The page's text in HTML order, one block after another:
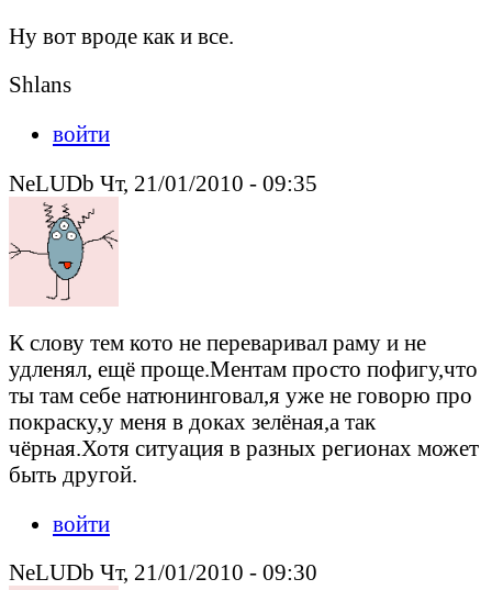
Ну вот вроде как и все.
Shlans
войти
NeLUDb Чт, 21/01/2010 - 09:35
К слову тем кото не переваривал раму и не
удленял, ещё проще.Ментам просто пофигу,что
ты там себе натюнинговал,я уже не говорю про
покраску,у меня в доках зелёная,а так
чёрная.Хотя ситуация в разных регионах может
быть другой.
войти
NeLUDb Чт, 21/01/2010 - 09:30